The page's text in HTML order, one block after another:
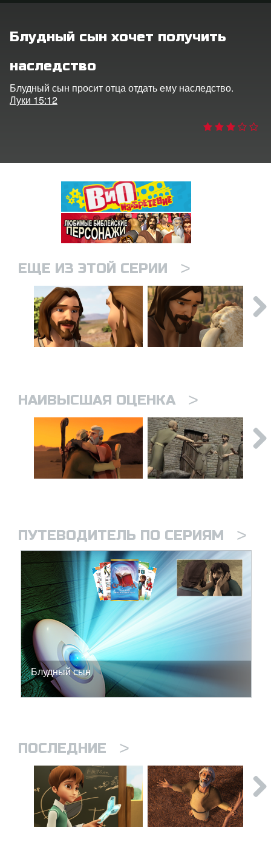
Блудный сын хочет получить
наследство
Блудный сын просит отца отдать ему наследство.
Луки 15:12
ЕЩЕ ИЗ ЭТОЙ СЕРИИ >
НАИВЫСШАЯ ОЦЕНКА >
ПУТЕВОДИТЕЛЬ ПО СЕРИЯМ >
Блудный сын
ПОСЛЕДНИЕ >